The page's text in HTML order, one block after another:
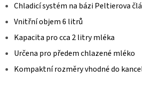
Chladicí systém na bázi Peltierova
Vnitřní objem 6 litrů
Kapacita pro cca 2 litry mléka
Určena pro předem chlazené mléko
Kompaktní rozměry vhodné do